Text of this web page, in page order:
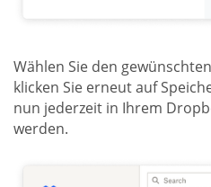
Wählen Sie den
klicken Sie erneut auf
nun jederzeit in Ihrem
werden.